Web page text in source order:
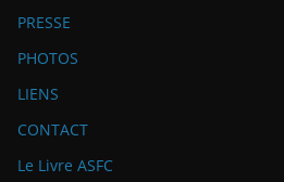
PRESSE
PHOTOS
LIENS
CONTACT
Le Livre ASFC